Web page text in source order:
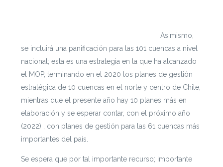
Asimismo,
se incluirá una panificación para las 101 cuencas a nivel
nacional; esta es una estrategia en la que ha alcanzado
el MOP, terminando en el 2020 los planes de gestión
estratégica de 10 cuencas en el norte y centro de Chile,
mientras que el presente año hay 10 planes más en
elaboración y se esperar contar, con el próximo año
(2022) , con planes de gestión para las 61 cuencas más
importantes del país.
Se espera que por tal importante recurso; importante